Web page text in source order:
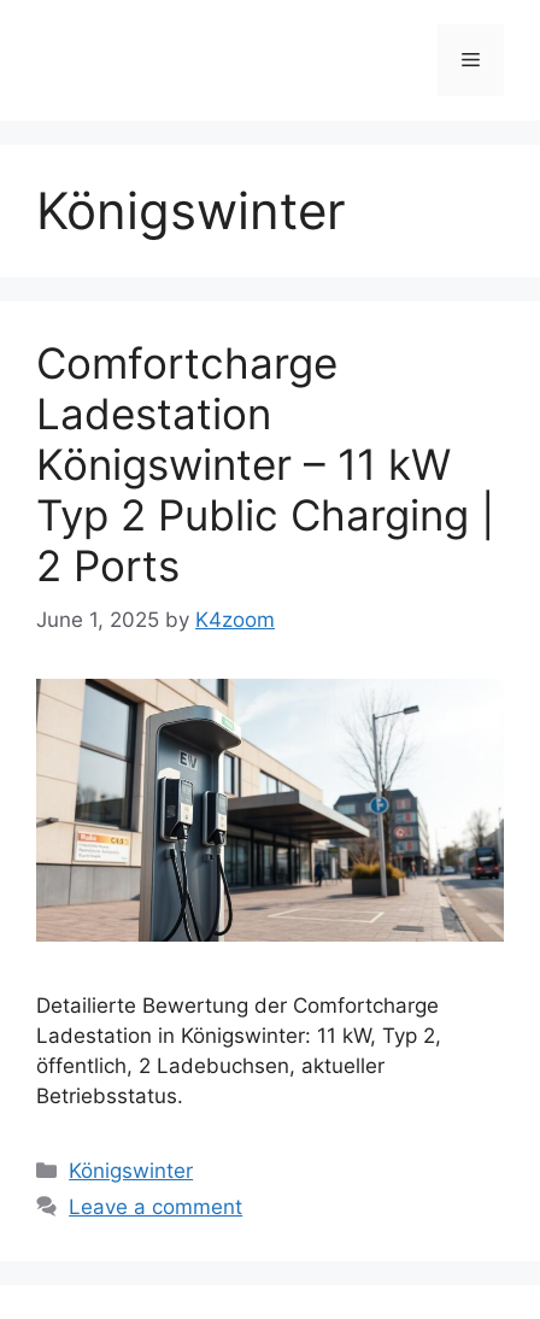
Menu
Königswinter
Comfortcharge
Ladestation
Königswinter – 11 kW
Typ 2 Public Charging |
2 Ports
June 1, 2025 by K4zoom
Detailierte Bewertung der Comfortcharge
Ladestation in Königswinter: 11 kW, Typ 2,
öffentlich, 2 Ladebuchsen, aktueller
Betriebsstatus.
Categories
Königswinter
Leave a comment